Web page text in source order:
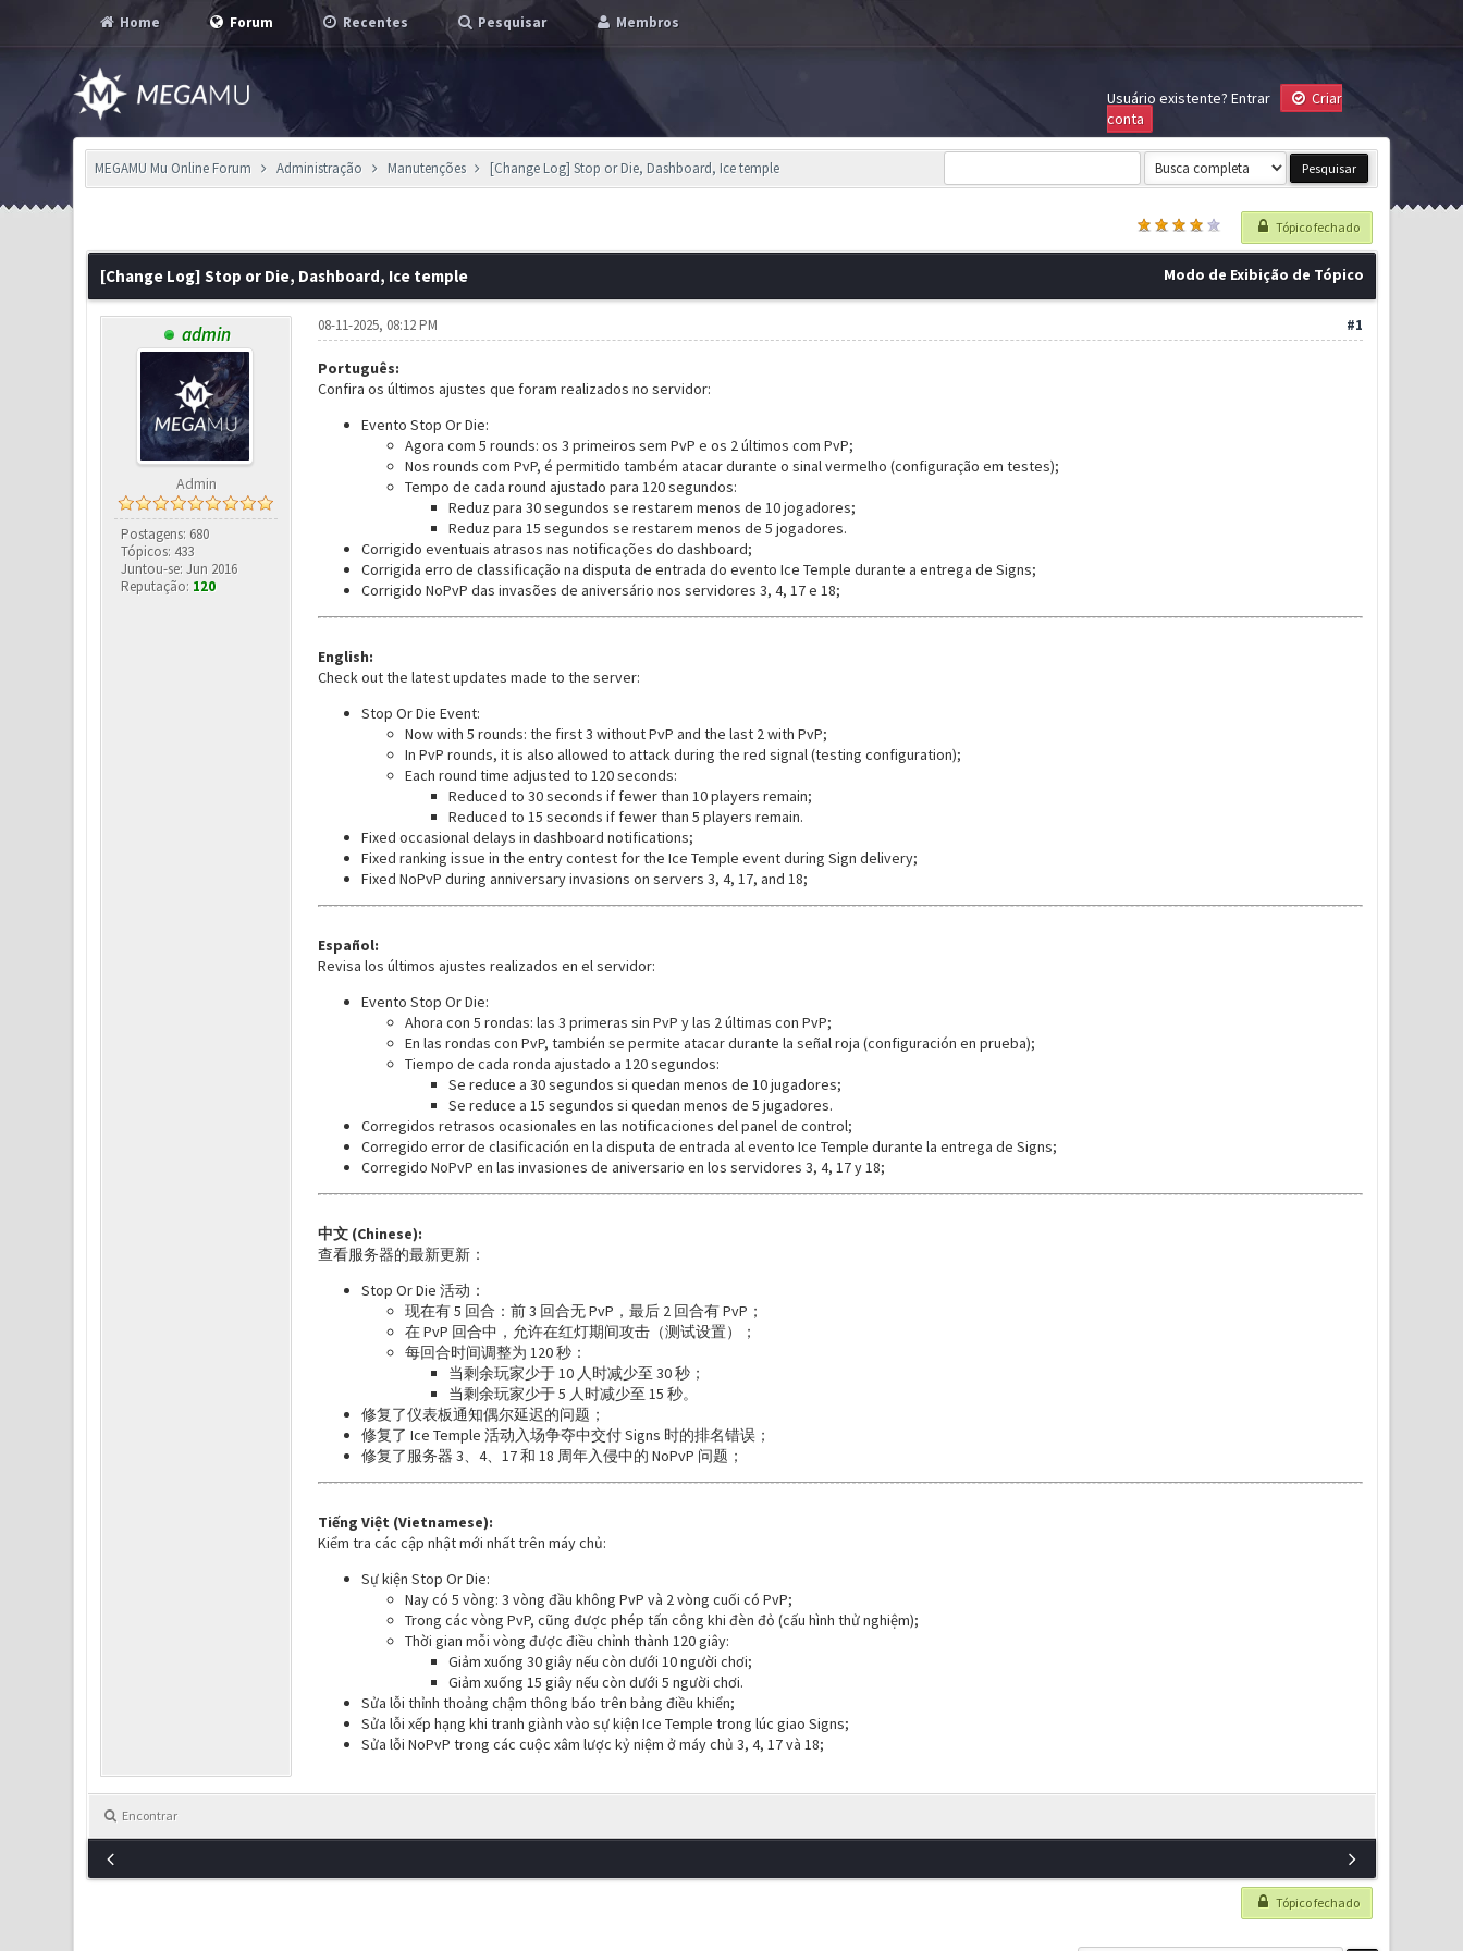
Home Forum Recentes Pesquisar Membros
Usuário existente? Entrar
Criar
conta
MEGAMU Mu Online Forum Administração Manutenções [Change Log] Stop or Die, Dashboard, Ice temple
Tópico fechado
Modo de Exibição de Tópico
[Change Log] Stop or Die, Dashboard, Ice temple
admin
Admin
Postagens: 680
Tópicos: 433
Juntou-se: Jun 2016
Reputação: 120
#1
08-11-2025, 08:12 PM
Português:
Confira os últimos ajustes que foram realizados no servidor:
Evento Stop Or Die:
Agora com 5 rounds: os 3 primeiros sem PvP e os 2 últimos com PvP;
Nos rounds com PvP, é permitido também atacar durante o sinal vermelho (configuração em testes);
Tempo de cada round ajustado para 120 segundos:
Reduz para 30 segundos se restarem menos de 10 jogadores;
Reduz para 15 segundos se restarem menos de 5 jogadores.
Corrigido eventuais atrasos nas notificações do dashboard;
Corrigida erro de classificação na disputa de entrada do evento Ice Temple durante a entrega de Signs;
Corrigido NoPvP das invasões de aniversário nos servidores 3, 4, 17 e 18;
English:
Check out the latest updates made to the server:
Stop Or Die Event:
Now with 5 rounds: the first 3 without PvP and the last 2 with PvP;
In PvP rounds, it is also allowed to attack during the red signal (testing configuration);
Each round time adjusted to 120 seconds:
Reduced to 30 seconds if fewer than 10 players remain;
Reduced to 15 seconds if fewer than 5 players remain.
Fixed occasional delays in dashboard notifications;
Fixed ranking issue in the entry contest for the Ice Temple event during Sign delivery;
Fixed NoPvP during anniversary invasions on servers 3, 4, 17, and 18;
Español:
Revisa los últimos ajustes realizados en el servidor:
Evento Stop Or Die:
Ahora con 5 rondas: las 3 primeras sin PvP y las 2 últimas con PvP;
En las rondas con PvP, también se permite atacar durante la señal roja (configuración en prueba);
Tiempo de cada ronda ajustado a 120 segundos:
Se reduce a 30 segundos si quedan menos de 10 jugadores;
Se reduce a 15 segundos si quedan menos de 5 jugadores.
Corregidos retrasos ocasionales en las notificaciones del panel de control;
Corregido error de clasificación en la disputa de entrada al evento Ice Temple durante la entrega de Signs;
Corregido NoPvP en las invasiones de aniversario en los servidores 3, 4, 17 y 18;
中文 (Chinese):
查看服务器的最新更新：
Stop Or Die 活动：
现在有 5 回合：前 3 回合无 PvP，最后 2 回合有 PvP；
在 PvP 回合中，允许在红灯期间攻击（测试设置）；
每回合时间调整为 120 秒：
当剩余玩家少于 10 人时减少至 30 秒；
当剩余玩家少于 5 人时减少至 15 秒。
修复了仪表板通知偶尔延迟的问题；
修复了 Ice Temple 活动入场争夺中交付 Signs 时的排名错误；
修复了服务器 3、4、17 和 18 周年入侵中的 NoPvP 问题；
Tiếng Việt (Vietnamese):
Kiểm tra các cập nhật mới nhất trên máy chủ:
Sự kiện Stop Or Die:
Nay có 5 vòng: 3 vòng đầu không PvP và 2 vòng cuối có PvP;
Trong các vòng PvP, cũng được phép tấn công khi đèn đỏ (cấu hình thử nghiệm);
Thời gian mỗi vòng được điều chỉnh thành 120 giây:
Giảm xuống 30 giây nếu còn dưới 10 người chơi;
Giảm xuống 15 giây nếu còn dưới 5 người chơi.
Sửa lỗi thỉnh thoảng chậm thông báo trên bảng điều khiển;
Sửa lỗi xếp hạng khi tranh giành vào sự kiện Ice Temple trong lúc giao Signs;
Sửa lỗi NoPvP trong các cuộc xâm lược kỷ niệm ở máy chủ 3, 4, 17 và 18;
Encontrar
Tópico fechado